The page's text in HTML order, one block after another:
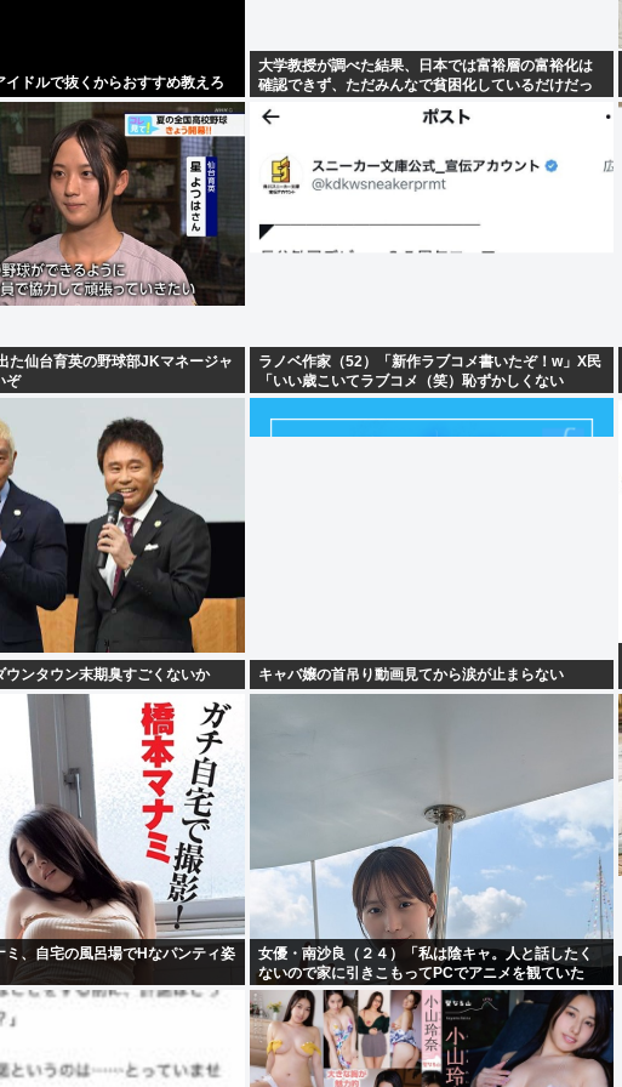
イドルで抜くからおすすめ教えろ
大学教授が調べた結果、日本では富裕層の富裕化は
確認できず、ただみんなで貧困化しているだけだっ
た仙台育英の野球部JKマネージャ
ぞ
ラノベ作家（52）「新作ラブコメ書いたぞ！w」X民
「いい歳こいてラブコメ（笑）恥ずかしくない
の？」
ウンタウン末期臭すごくないか キャバ嬢の首吊り動画見てから涙が止まらない
ミ、自宅の風呂場でHなパンティ姿
女優・南沙良（２４）「私は陰キャ。人と話したく
ないので家に引きこもってPCでアニメを観ていた
い」